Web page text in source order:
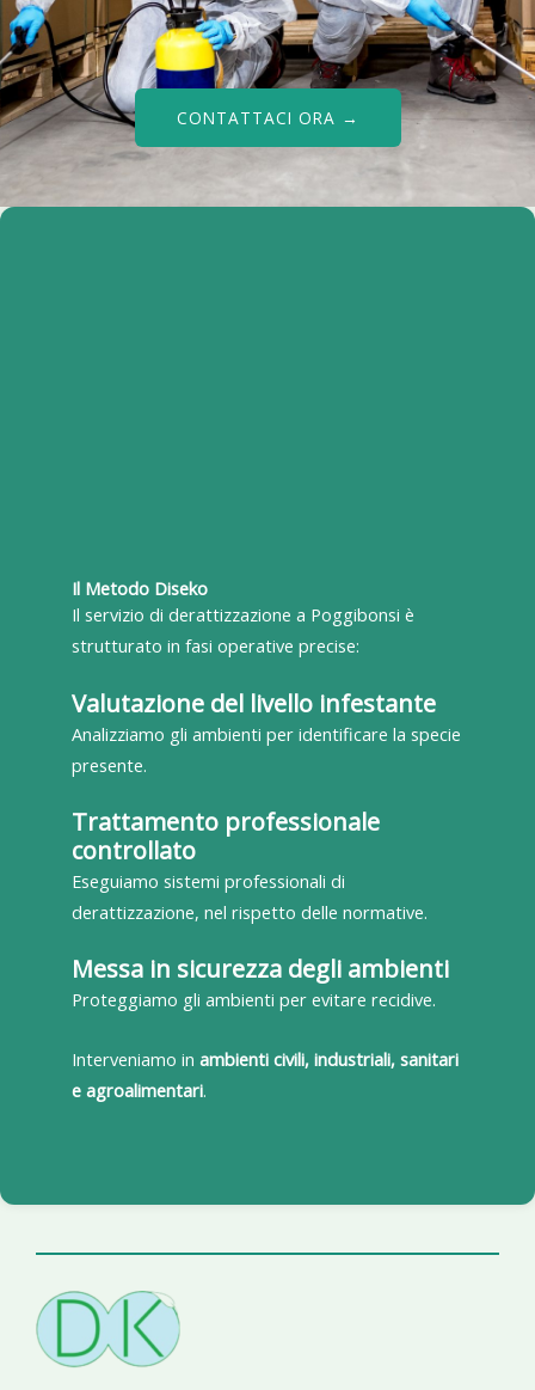
CONTATTACI ORA →
Il Metodo Diseko
Il servizio di derattizzazione a Poggibonsi è
strutturato in fasi operative precise:
Valutazione del livello infestante
Analizziamo gli ambienti per identificare la specie
presente.
Trattamento professionale
controllato
Eseguiamo sistemi professionali di
derattizzazione, nel rispetto delle normative.
Messa in sicurezza degli ambienti
Proteggiamo gli ambienti per evitare recidive.
Interveniamo in ambienti civili, industriali, sanitari
e agroalimentari.